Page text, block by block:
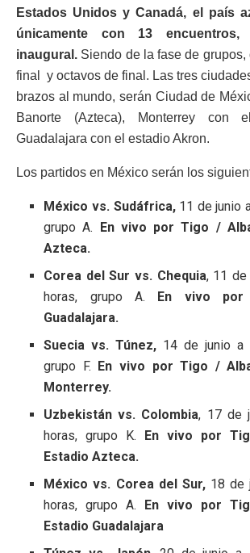
Estados Unidos y Canadá, el país
únicamente con 13 encuentros,
inaugural. Siendo de la fase de
final y octavos de final. Las tres
brazos al mundo, serán Ciudad de
Banorte (Azteca), Monterrey
Guadalajara con el estadio Akron.
Los partidos en México serán los
México vs. Sudáfrica, 11 de junio
grupo A. En vivo por Tigo /
Azteca.
Corea del Sur vs. Chequia, 11 de
horas, grupo A. En vivo por
Guadalajara.
Suecia vs. Túnez, 14 de junio a
grupo F. En vivo por Tigo /
Monterrey.
Uzbekistán vs. Colombia, 17 de
horas, grupo K. En vivo por
Estadio Azteca.
México vs. Corea del Sur, 18 de
horas, grupo A. En vivo por
Estadio Guadalajara